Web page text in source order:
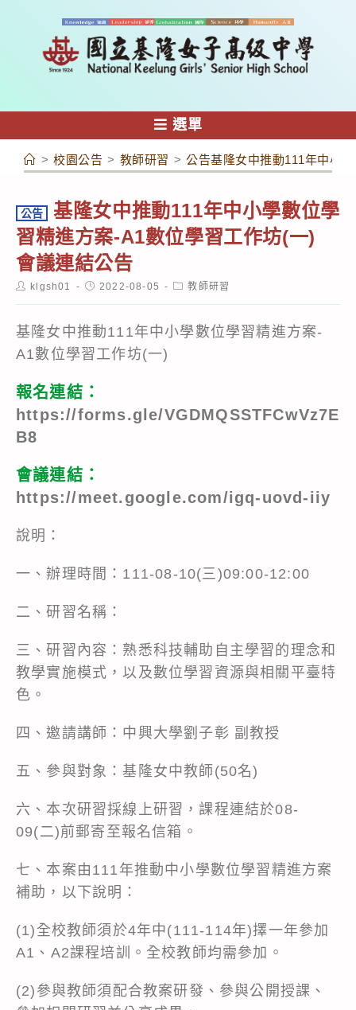
容
選單
> 校園公告 > 教師研習 > 公告基隆女中推動111年中小
公告
基隆女中推動111年中小學數位學
習精進方案-A1數位學習工作坊(一)
會議連結公告
Postklgsh01
Post2022-08-05
Post教師研習
基隆女中推動111年中小學數位學習精進方案-
A1數位學習工作坊(一)
報名連結：
https://forms.gle/VGDMQSSTFCwVz7E
B8
會議連結：
https://meet.google.com/igq-uovd-iiy
說明：
一、辦理時間：111-08-10(三)09:00-12:00
二、研習名稱：
三、研習內容：熟悉科技輔助自主學習的理念和
教學實施模式，以及數位學習資源與相關平臺特
色。
四、邀請講師：中興大學劉子彰 副教授
五、參與對象：基隆女中教師(50名)
六、本次研習採線上研習，課程連結於08-
09(二)前郵寄至報名信箱。
七、本案由111年推動中小學數位學習精進方案
補助，以下說明：
(1)全校教師須於4年中(111-114年)擇一年參加
A1、A2課程培訓。全校教師均需參加。
(2)參與教師須配合教案研發、參與公開授課、